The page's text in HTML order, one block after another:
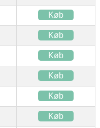
Køb
Køb
Køb
Køb
Køb
Køb